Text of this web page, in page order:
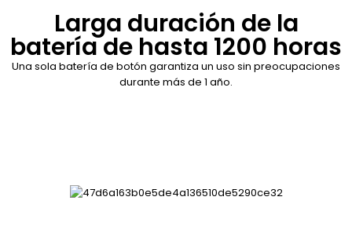
Larga duración de la
batería de hasta 1200 horas
Una sola batería de botón garantiza un uso sin preocupaciones
durante más de 1 año.